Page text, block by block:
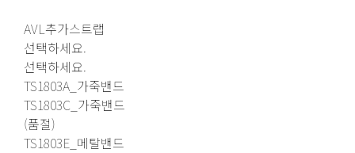
AVL추가스트랩
선택하세요.
선택하세요.
TS1803A_가죽밴드
TS1803C_가죽밴드
(품절)
TS1803E_메탈밴드